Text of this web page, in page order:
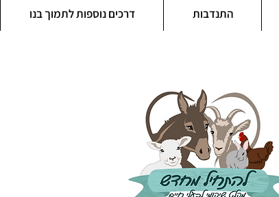
התנדבות דרכים נוספות לתמוך בנו